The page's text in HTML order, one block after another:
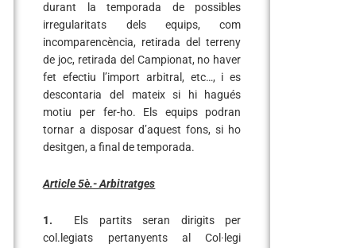
durant la temporada de possibles
irregularitats dels equips, com
incomparencència, retirada del terreny
de joc, retirada del Campionat, no haver
fet efectiu l’import arbitral, etc…, i es
descontaria del mateix si hi hagués
motiu per fer-ho. Els equips podran
tornar a disposar d’aquest fons, si ho
desitgen, a final de temporada.
Article 5è.- Arbitratges
1. Els partits seran dirigits per
col.legiats pertanyents al Col·legi